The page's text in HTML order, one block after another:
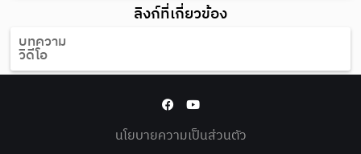
ลิงก์ที่เกี่ยวข้อง
บทความ
วิดีโอ
นโยบายความเป็นส่วนตัว